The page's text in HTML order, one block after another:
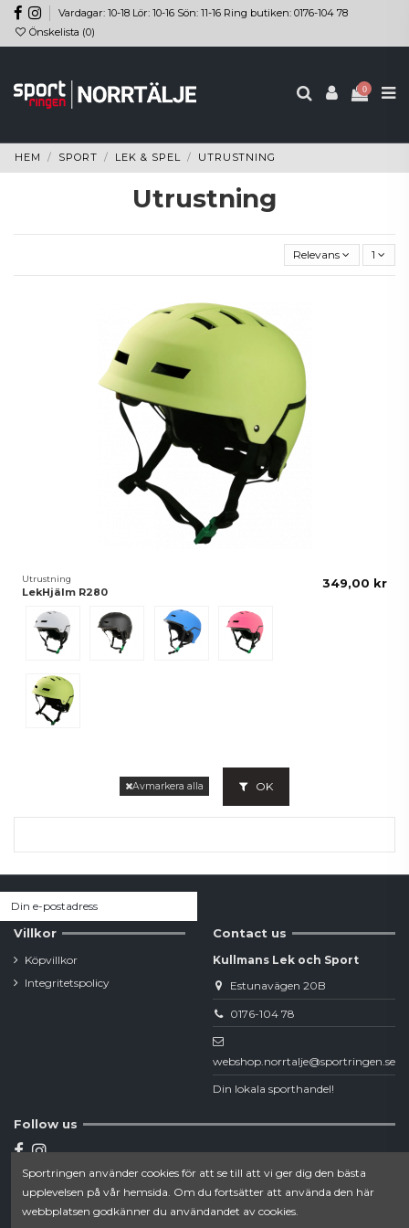
Vardagar: 10-18 Lör: 10-16 Sön: 11-16 Ring butiken: 0176-104 78
Önskelista (0)
0
HEM SPORT LEK & SPEL UTRUSTNING
Utrustning
Relevans 1
Utrustning
LekHjälm R280
Vit Svart Blå Rosa
Lime
349,00 kr
Avmarkera alla OK
Villkor
Köpvillkor
Integritetspolicy
Contact us
Kullmans Lek och Sport
Estunavägen 20B
0176-104 78
webshop.norrtalje@sportringen.se
Din lokala sporthandel!
Follow us
Newsletter
Sportringen använder cookies för att se till att vi ger dig den bästa
upplevelsen på vår hemsida. Om du fortsätter att använda den här
webbplatsen godkänner du användandet av cookies.